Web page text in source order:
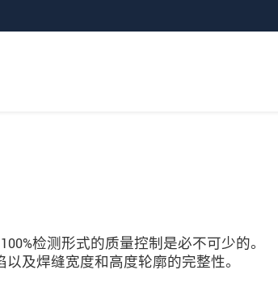
检测形式的质量控制是必不可少的。
及焊缝宽度和高度轮廓的完整性。